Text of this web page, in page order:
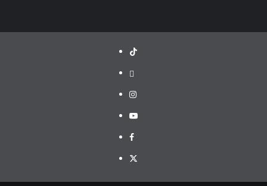
TikTok
threads
Instagram
Youtube
Facebook
X